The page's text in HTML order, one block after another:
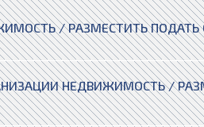
/ РАЗМЕСТИТЬ ПОДАТЬ
НЕДВИЖИМОСТЬ /